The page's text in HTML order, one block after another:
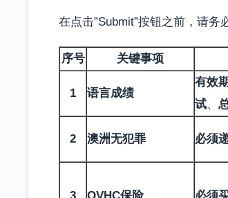
在点击”Submit”按钮之前，请务
序号 关键事项
1 语言成绩
有效
试、
2 澳洲无犯罪 必须